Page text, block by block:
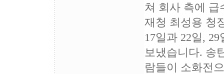
쳐 회사 측에 급
재청 최성용 청
17일과 22일,
보냈습니다. 송
람들이 소화전